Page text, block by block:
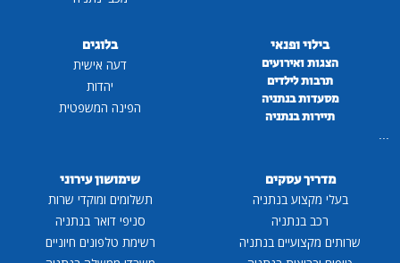
בילוי ופנאי
הצגות ואירועים
תרבות לילדים
מסעדות בנתניה
תיירות בנתניה
...
בלוגים
דעה אישית
יהדות
הפינה המשפטית
מדריך עסקים
בעלי מקצוע בנתניה
רכב בנתניה
שרותים מקצועיים בנתניה
שימושון עירוני
תשלומים ומוקדי שרות
סניפי דואר בנתניה
רשימת טלפונים חיוניים